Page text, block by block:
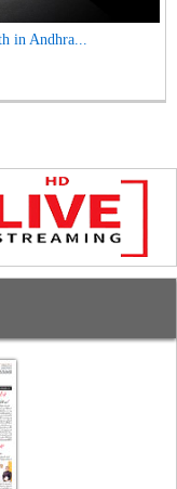
in Andhra...